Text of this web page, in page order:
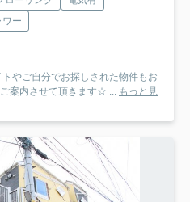
ワー
やご自分でお探しされた物件もお
案内させて頂きます☆ ... もっと見